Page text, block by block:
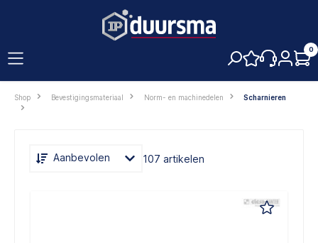
0
Shop Bevestigingsmateriaal Norm- en machinedelen Scharnieren
Aanbevolen 107 artikelen